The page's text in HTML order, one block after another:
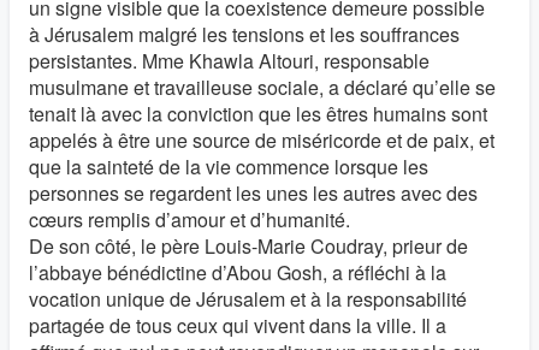
un signe visible que la coexistence demeure possible
à Jérusalem malgré les tensions et les souffrances
persistantes. Mme Khawla Altouri, responsable
musulmane et travailleuse sociale, a déclaré qu’elle se
tenait là avec la conviction que les êtres humains sont
appelés à être une source de miséricorde et de paix, et
que la sainteté de la vie commence lorsque les
personnes se regardent les unes les autres avec des
cœurs remplis d’amour et d’humanité.
De son côté, le père Louis-Marie Coudray, prieur de
l’abbaye bénédictine d’Abou Gosh, a réfléchi à la
vocation unique de Jérusalem et à la responsabilité
partagée de tous ceux qui vivent dans la ville. Il a